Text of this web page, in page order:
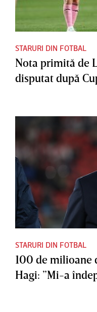
STARURI DIN FOTBAL
Nota primită de
disputat după
STARURI DIN FOTBAL
100 de milioane
Hagi: ”Mi-a